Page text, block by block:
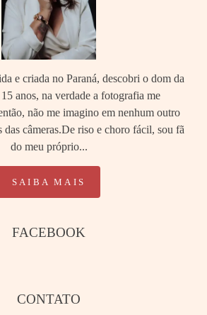
e criada no Paraná, descobri o dom da
anos, na verdade a fotografia me
não me imagino em nenhum outro
das câmeras.De riso e choro fácil, sou fã
do meu próprio...
SAIBA MAIS
FACEBOOK
CONTATO